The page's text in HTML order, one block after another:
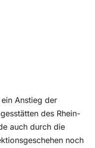
Anstieg der
des Rhein-
auch durch die
noch